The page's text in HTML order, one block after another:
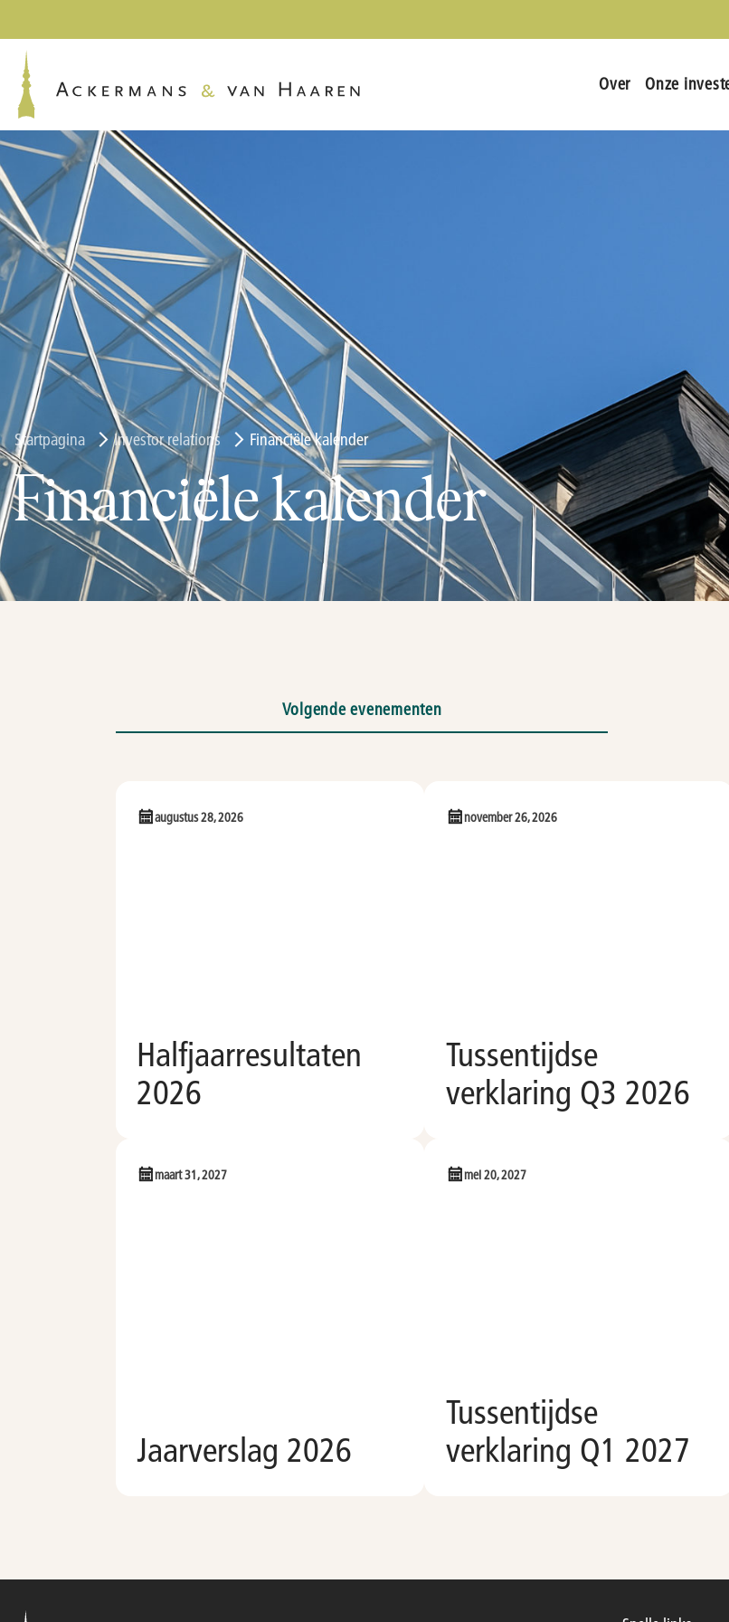
Over Onze
Startpagina Investor relations Financiële kalender
Financiële kalender
Volgende evenementen
augustus 28, 2026
Halfjaarresultaten
2026
Voeg toe aan kalender
november 26, 2026
Tussentijdse
verklaring Q3 2026
Voeg toe aan kalender
maart 31, 2027
Jaarverslag 2026
mei 20, 2027
Tussentijdse
verklaring Q1 2027